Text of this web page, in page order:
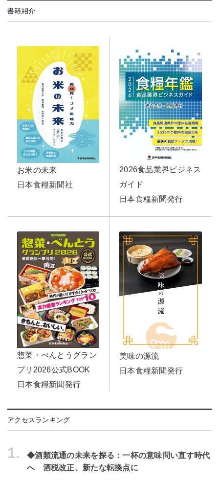
書籍紹介
お米の未来
日本食糧新聞社
2026食品業界ビジネス
ガイド
日本食糧新聞発行
惣菜・べんとうグラン
プリ2026公式BOOK
日本食糧新聞発行
美味の源流
日本食糧新聞発行
アクセスランキング
1.
◆酒類流通の未来を探る：一杯の意味問い直す時代
へ 酒税改正、新たな転換点に